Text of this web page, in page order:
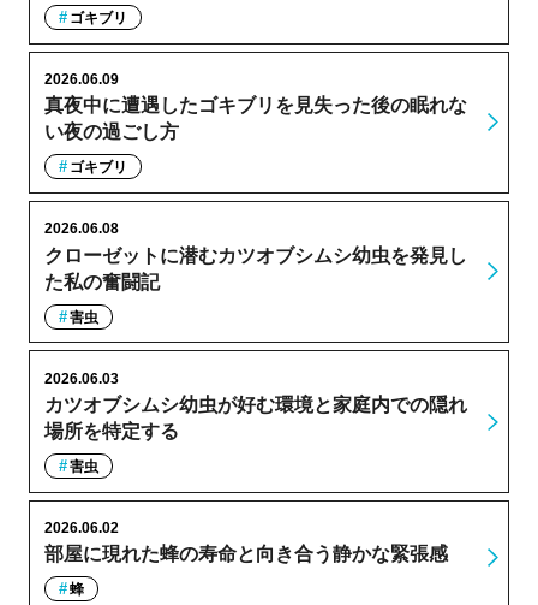
ゴキブリ
真夜中に遭遇したゴキブリを見失った後の眠れな
い夜の過ごし方
2026.06.09
ゴキブリ
クローゼットに潜むカツオブシムシ幼虫を発見し
た私の奮闘記
2026.06.08
害虫
カツオブシムシ幼虫が好む環境と家庭内での隠れ
場所を特定する
2026.06.03
害虫
部屋に現れた蜂の寿命と向き合う静かな緊張感
2026.06.02
蜂